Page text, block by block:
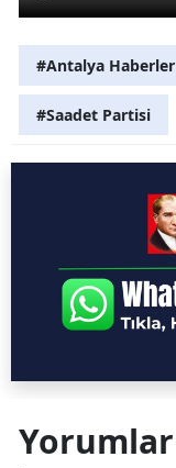
#Antalya Haberler
#Saadet Partisi
Yorumlar